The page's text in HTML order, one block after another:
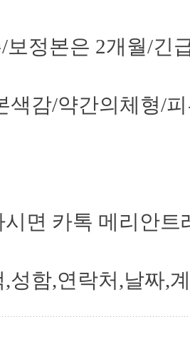
정본은 2개월/긴
감/약간의체형/
면 카톡 메리안트
,성함,연락처,날짜,